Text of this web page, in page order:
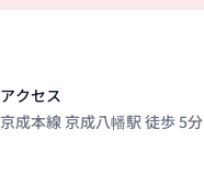
アクセス
京成本線 京成八幡駅 徒歩 5分